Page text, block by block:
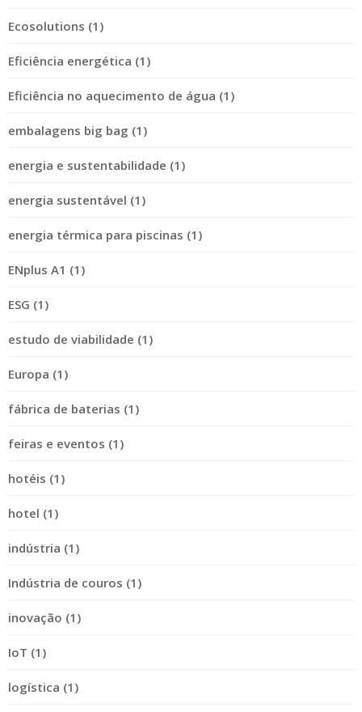
Ecosolutions (1)
Eficiência energética (1)
Eficiência no aquecimento de água (1)
embalagens big bag (1)
energia e sustentabilidade (1)
energia sustentável (1)
energia térmica para piscinas (1)
ENplus A1 (1)
ESG (1)
estudo de viabilidade (1)
Europa (1)
fábrica de baterias (1)
feiras e eventos (1)
hotéis (1)
hotel (1)
indústria (1)
Indústria de couros (1)
inovação (1)
IoT (1)
logística (1)